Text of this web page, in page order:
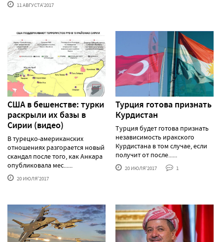
11 АВГУСТА'2017
США в бешенстве: турки
раскрыли их базы в
Сирии (видео)
В турецко-американских
отношениях разгорается новый
скандал после того, как Анкара
опубликовала мес......
20 ИЮЛЯ'2017
Турция готова признать
Курдистан
Турция будет готова признать
независимость иракского
Курдистана в том случае, если
получит от после......
20 ИЮЛЯ'2017 1